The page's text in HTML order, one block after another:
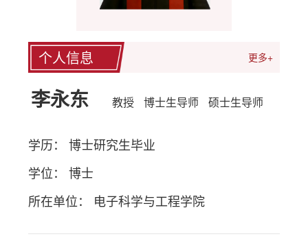
个人信息 更多+
李永东 教授 博士生导师 硕士生导师
学历： 博士研究生毕业
学位： 博士
所在单位： 电子科学与工程学院